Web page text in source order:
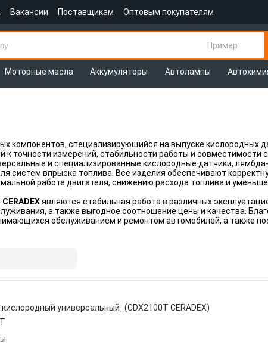
Вакансии Поставщикам Оптовым покупателям
Пример
Моторные масла Аккумуляторы Автолампы
компонентов, специализирующийся на выпуске кислородных
к точности измерений, стабильности работы и совместимости
и специализированные кислородные датчики,
систем впрыска топлива. Все изделия обеспечивают
работе двигателя, снижению расхода топлива и
CERADEXявляются стабильная работа в различных
а также выгодное соотношение цены и качества.
обслуживанием и ремонтом автомобилей, а также
универсальный_(CDX2100T CERADEX)